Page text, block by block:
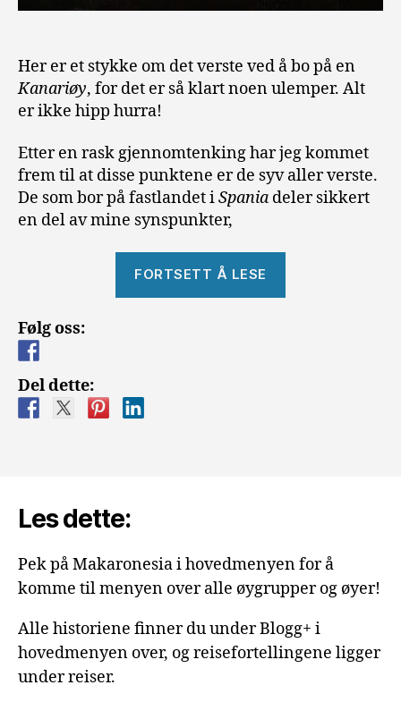
Her er et stykke om det verste ved å bo på en
Kanariøy, for det er så klart noen ulemper. Alt
er ikke hipp hurra!
Etter en rask gjennomtenking har jeg kommet
frem til at disse punktene er de syv aller verste.
De som bor på fastlandet iSpania deler sikkert
en del av mine synspunkter,
FORTSETT Å LESE
Følg oss:
Del dette:
Les dette:
Pek på Makaronesia i hovedmenyen for å
komme til menyen over alle øygrupper og øyer!
Alle historiene finner du under Blogg+ i
hovedmenyen over, og reisefortellingene ligger
under reiser.